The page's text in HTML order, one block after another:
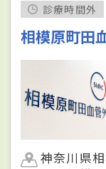
診療時間外
相模原町田
神奈川県